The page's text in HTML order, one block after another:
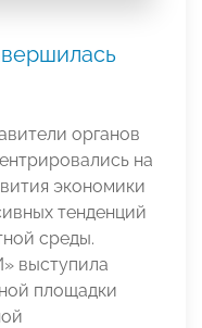
органов
на
экономики
тенденций
среды.
выступила
площадки